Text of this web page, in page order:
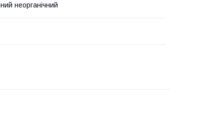
неорганічний